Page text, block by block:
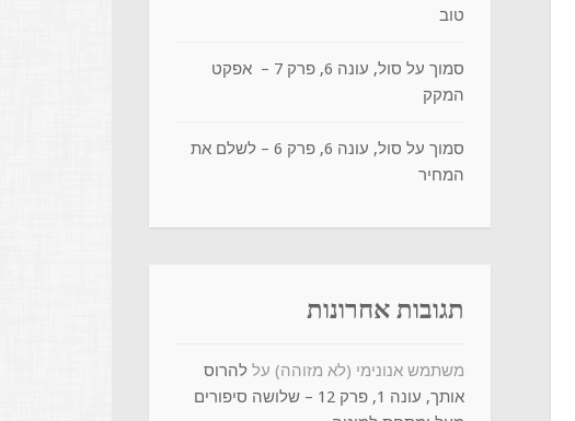
טוב
סמוך על סול, עונה 6, פרק 7 – אפקט
המקק
סמוך על סול, עונה 6, פרק 6 – לשלם את
המחיר
תגובות אחרונות
משתמש אנונימי (לא מזוהה) על להרוס
אותך, עונה 1, פרק 12 – שלושה סיפורים